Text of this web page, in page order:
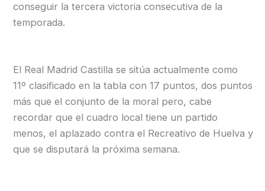
conseguir la tercera victoria consecutiva de la
temporada.
El Real Madrid Castilla se sitúa actualmente como
11º clasificado en la tabla con 17 puntos, dos puntos
más que el conjunto de la moral pero, cabe
recordar que el cuadro local tiene un partido
menos, el aplazado contra el Recreativo de Huelva y
que se disputará la próxima semana.